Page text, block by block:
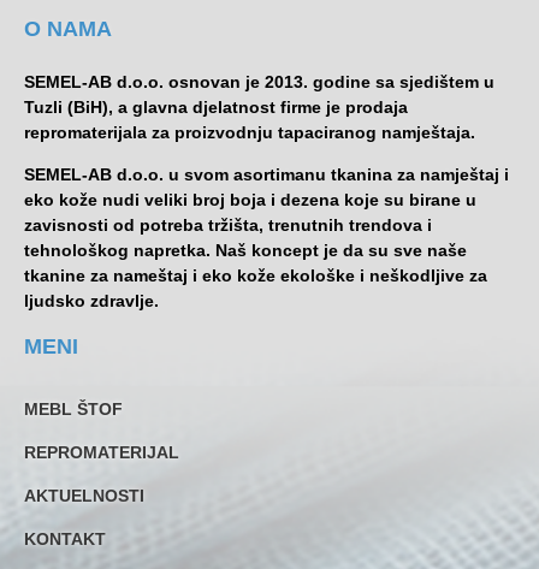
O NAMA
SEMEL-AB d.o.o. osnovan je 2013. godine sa sjedištem u
Tuzli (BiH), a glavna djelatnost firme je prodaja
repromaterijala za proizvodnju tapaciranog namještaja.
SEMEL-AB d.o.o. u svom asortimanu tkanina za namještaj i
eko kože nudi veliki broj boja i dezena koje su birane u
zavisnosti od potreba tržišta, trenutnih trendova i
tehnološkog napretka. Naš koncept je da su sve naše
tkanine za nameštaj i eko kože ekološke i neškodljive za
ljudsko zdravlje.
MENI
MEBL ŠTOF
REPROMATERIJAL
AKTUELNOSTI
KONTAKT